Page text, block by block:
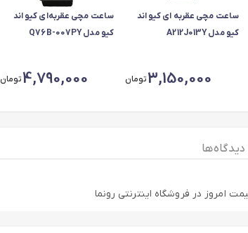
ساعت مچی عقربه ای کیو اند
کیو مدل A212J013Y
3,150,000تومان
ساعت مچی عقربه‌ای کیو اند
کیو مدل Q76B-007PY
4,790,000تومان
دیدگاه ها